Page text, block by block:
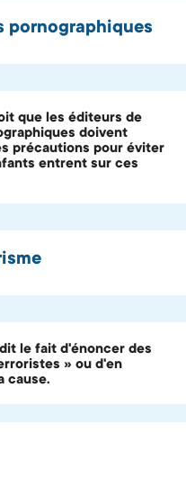
pornographiques
que les éditeurs de
doivent
précautions pour éviter
entrent sur ces
le fait d'énoncer des
» ou d'en
cause.